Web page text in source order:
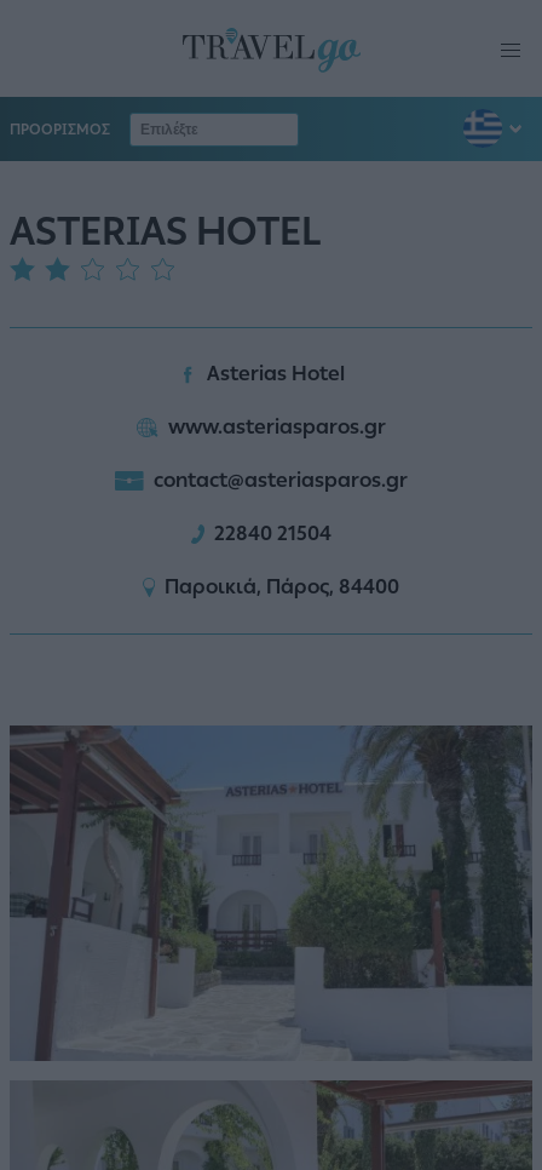
ΠΡΟΟΡΙΣΜΟΣ
ASTERIAS HOTEL
Asterias Hotel
www.asteriasparos.gr
contact@asteriasparos.gr
22840 21504
Παροικιά, Πάρος, 84400